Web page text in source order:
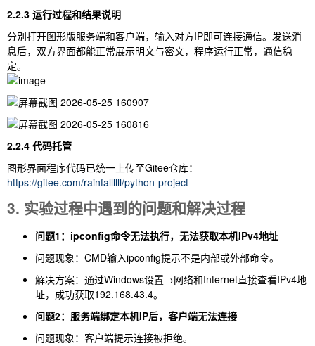
2.2.3 运行过程和结果说明
分别打开图形版服务端和客户端，输入对方IP即可连接通信。发送消
息后，双方界面都能正常展示明文与密文，程序运行正常，通信稳
定。
2.2.4 代码托管
图形界面程序代码已统一上传至Gitee仓库：
https://gitee.com/rainfallllll/python-project
3. 实验过程中遇到的问题和解决过程
问题1： ipconfig命令无法执行，无法获取本机IPv4地址
问题现象：CMD输入ipconfig提示不是内部或外部命令。
解决方案：通过Windows设置→网络和Internet直接查看IPv4地
址，成功获取192.168.43.4。
问题2：服务端绑定本机IP后，客户端无法连接
问题现象：客户端提示连接被拒绝。